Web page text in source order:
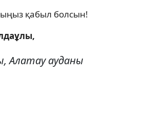
қабыл болсын!
Алатау ауданы